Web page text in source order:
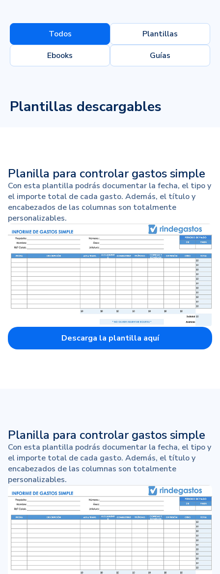
Todos
Plantillas
Ebooks
Guías
Plantillas descargables
Planilla para controlar gastos simple
Con esta plantilla podrás documentar la fecha, el tipo y
el importe total de cada gasto. Además, el título y
encabezados de las columnas son totalmente
personalizables.
Descarga la plantilla aquí
Planilla para controlar gastos simple
Con esta plantilla podrás documentar la fecha, el tipo y
el importe total de cada gasto. Además, el título y
encabezados de las columnas son totalmente
personalizables.